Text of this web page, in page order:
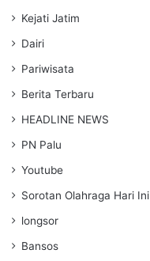
Kejati Jatim
Dairi
Pariwisata
Berita Terbaru
HEADLINE NEWS
PN Palu
Youtube
Sorotan Olahraga Hari Ini
longsor
Bansos